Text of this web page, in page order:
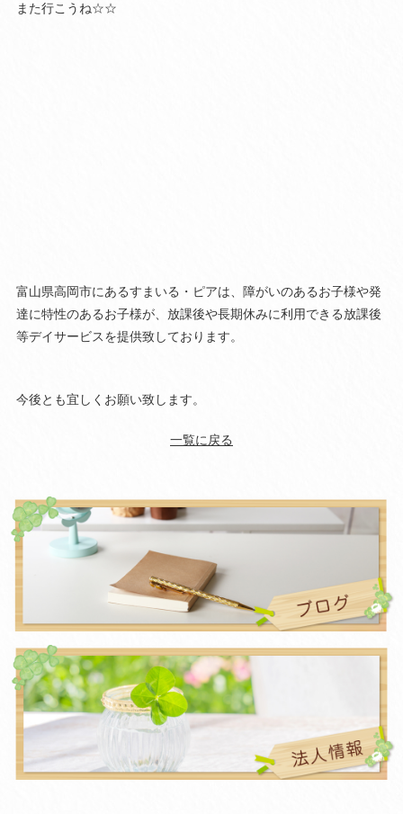
また行こうね☆☆
富山県高岡市にあるすまいる・ピアは、障がいのあるお子様や発
達に特性のあるお子様が、放課後や長期休みに利用できる放課後
等デイサービスを提供致しております。
今後とも宜しくお願い致します。
一覧に戻る